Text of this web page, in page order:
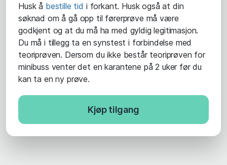
Husk å bestille tid i forkant. Husk også at din
søknad om å gå opp til førerprøve må være
godkjent og at du må ha med gyldig legitimasjon.
Du må i tillegg ta en synstest i forbindelse med
teoriprøven. Dersom du ikke består teoriprøven for
minibuss venter det en karantene på 2 uker før du
kan ta en ny prøve.
Kjøp tilgang